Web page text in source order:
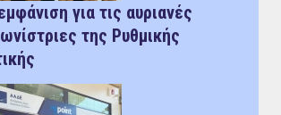
για τις αυριανές
της Ρυθμικής